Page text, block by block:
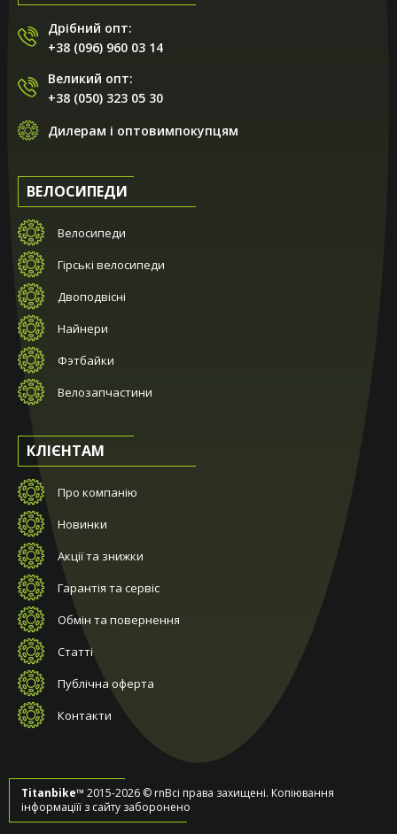
Дрібний опт:
+38 (096) 960 03 14
Великий опт:
+38 (050) 323 05 30
Дилерам і оптовимпокупцям
ВЕЛОСИПЕДИ
Велосипеди
Гірські велосипеди
Двоподвісні
Найнери
Фэтбайки
Велозапчастини
КЛІЄНТАМ
Про компанію
Новинки
Акції та знижки
Гарантія та сервіс
Обмін та повернення
Статті
Публічна оферта
Контакти
Titanbike™ 2015-2026 © rnВсі права захищені. Копіювання
інформаціїї з сайту заборонено